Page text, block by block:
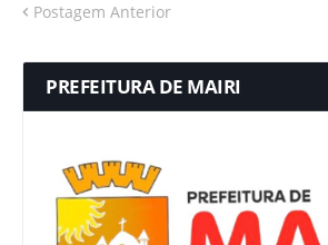
Postagem Anterior
PREFEITURA DE MAIRI